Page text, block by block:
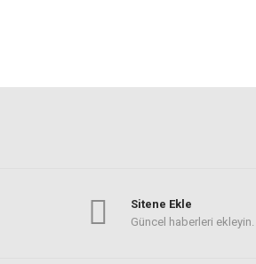
Sitene Ekle
Güncel haberleri ekleyin.